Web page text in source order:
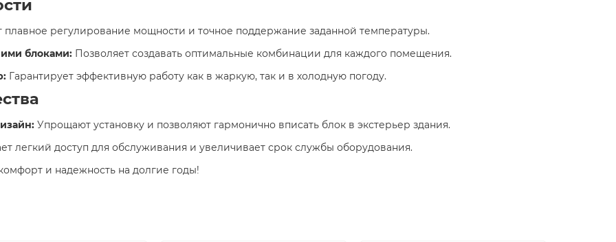
регулирование мощности и точное поддержание заданной температуры.​
блоками: Позволяет создавать оптимальные комбинации для каждого помещения.​
Гарантирует эффективную работу как в жаркую, так и в холодную погоду.​
Упрощают установку и позволяют гармонично вписать блок в экстерьер здания.​
легкий доступ для обслуживания и увеличивает срок службы оборудования.​
и надежность на долгие годы!